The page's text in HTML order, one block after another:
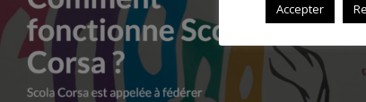
Accepter